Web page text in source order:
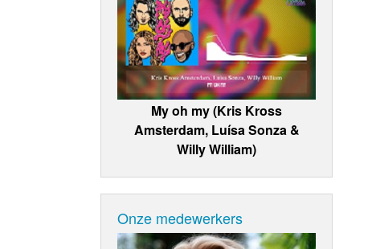
My oh my (Kris Kross
Amsterdam, Luísa Sonza &
Willy William)
Onze medewerkers